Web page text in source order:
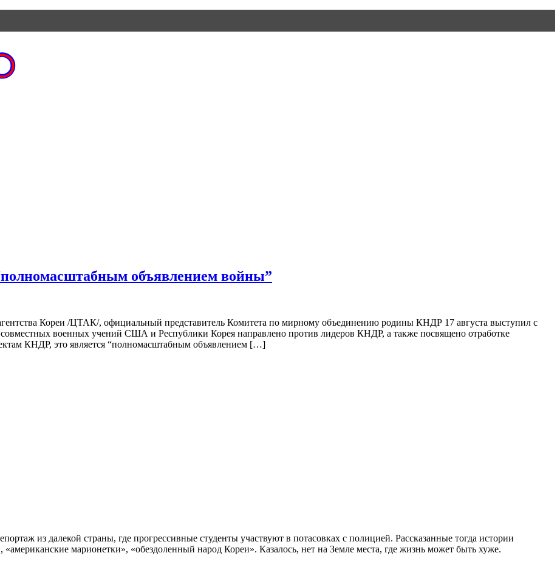
объявлением войны”
Кореи /ЦТАК/, официальный представитель Комитета по мирному объединению родины КНДР 17 августа выступил с
совместных военных учений США и Республики Корея направлено против лидеров КНДР, а также посвящено отработке
КНДР, это является “полномасштабным объявлением […]
из далекой страны, где прогрессивные студенты участвуют в потасовках с полицией. Рассказанные тогда истории
марионетки», «обездоленный народ Кореи». Казалось, нет на Земле места, где жизнь может быть хуже.